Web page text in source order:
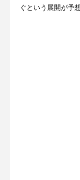
ぐという展開が予